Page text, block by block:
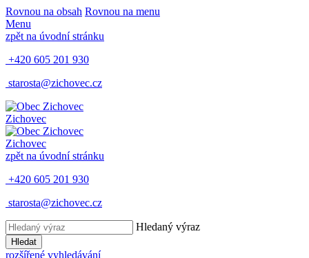
Rovnou na obsah Rovnou na menu
Menu
zpět na úvodní stránku
+420 605 201 930
starosta@zichovec.cz
Zichovec
Zichovec
zpět na úvodní stránku
+420 605 201 930
starosta@zichovec.cz
Hledaný výraz
Hledat
rozšířené vyhledávání